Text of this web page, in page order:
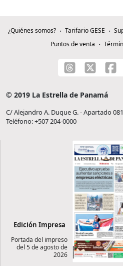
¿Quiénes somos? Tarifario GESE
Puntos de venta
© 2019 La Estrella de Panamá
C/ Alejandro A. Duque G. - Apartado
Teléfono: +507 204-0000
Edición Impresa
Portada del impreso
del 5 de agosto de
2026